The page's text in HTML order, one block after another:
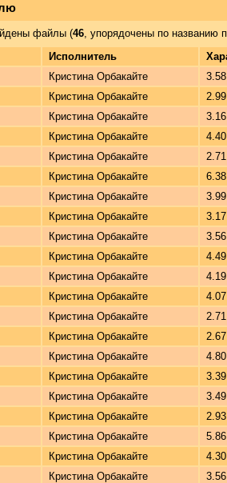
файлы (46, упорядочены по названию
Исполнитель
Кристина Орбакайте
Кристина Орбакайте
Кристина Орбакайте
Кристина Орбакайте
Кристина Орбакайте
Кристина Орбакайте
Кристина Орбакайте
Кристина Орбакайте
Кристина Орбакайте
Кристина Орбакайте
Кристина Орбакайте
Кристина Орбакайте
Кристина Орбакайте
Кристина Орбакайте
Кристина Орбакайте
Кристина Орбакайте
Кристина Орбакайте
Кристина Орбакайте
Кристина Орбакайте
Кристина Орбакайте
Кристина Орбакайте